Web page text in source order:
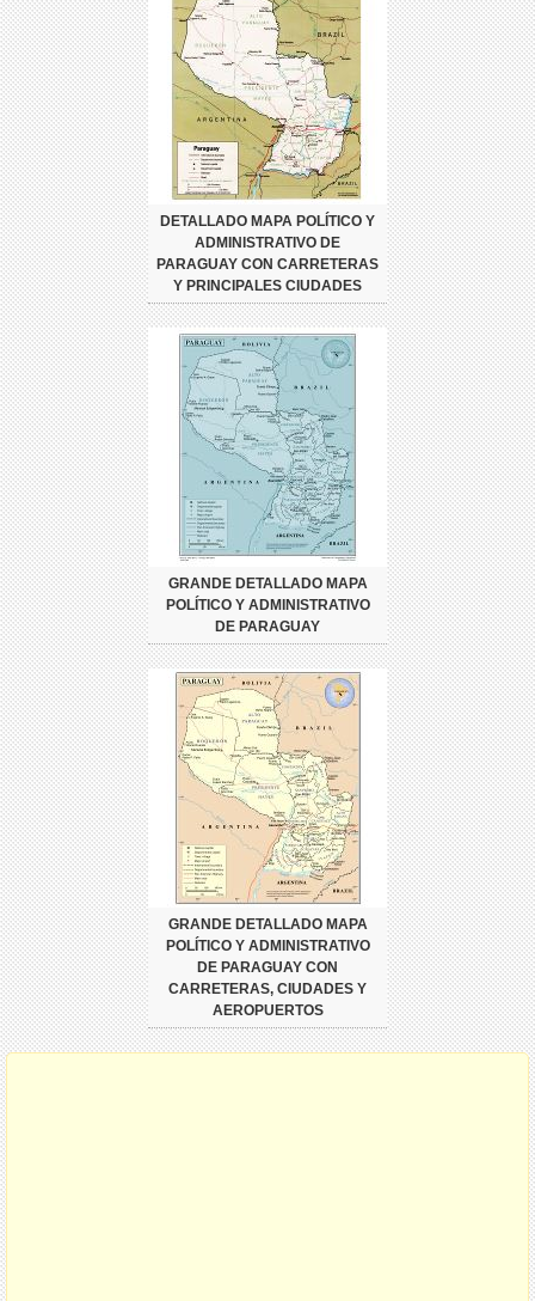
DETALLADO MAPA POLÍTICO Y
ADMINISTRATIVO DE
PARAGUAY CON CARRETERAS
Y PRINCIPALES CIUDADES
GRANDE DETALLADO MAPA
POLÍTICO Y ADMINISTRATIVO
DE PARAGUAY
GRANDE DETALLADO MAPA
POLÍTICO Y ADMINISTRATIVO
DE PARAGUAY CON
CARRETERAS, CIUDADES Y
AEROPUERTOS